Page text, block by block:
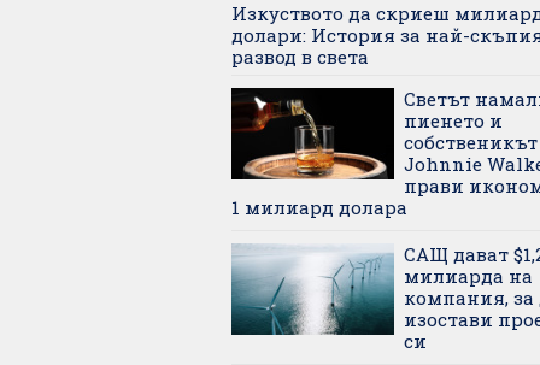
Изкуството да скриеш
долари: История за най-
развод в света
Светът
пиенето и
Johnnie
прави
1 милиард долара
САЩ дават
милиарда на
компания, за
изостави
си